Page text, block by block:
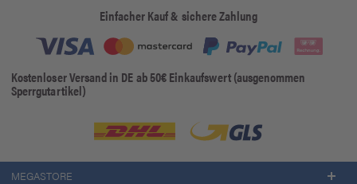
Einfacher Kauf & sichere Zahlung
Kostenloser Versand in DE ab 50€ Einkaufswert (ausgenommen
Sperrgutartikel)
MEGASTORE